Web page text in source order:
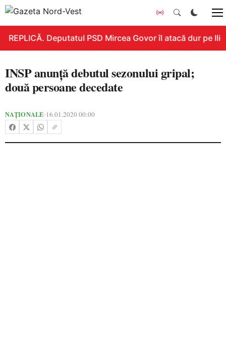
REPLICĂ. Deputatul PSD Mircea Govor îl atacă dur pe
INSP anunţă debutul sezonului gripal;
două persoane decedate
NAȚIONALE•16.01.2020 00:00